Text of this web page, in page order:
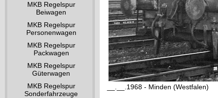
MKB Regelspur
Beiwagen
MKB Regelspur
Personenwagen
MKB Regelspur
Packwagen
MKB Regelspur
Güterwagen
MKB Regelspur
Sonderfahrzeuge
__.__.1968 - Minden (Westfalen)